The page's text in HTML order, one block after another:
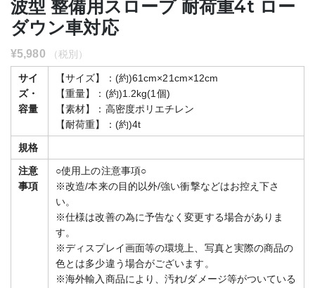
波型 整備用スロープ 耐荷重4t ロー
ダウン車対応
¥5,980 （税別）
サイ
ズ・
容量
【サイズ】：(約)61cm×21cm×12cm
【重量】：(約)1.2kg(1個)
【素材】：高密度ポリエチレン
【耐荷重】：(約)4t
規格
注意
事項
○使用上の注意事項○
※改造/本来の目的以外/強い衝撃などはお控え下さ
い。
※仕様は改善の為に予告なく変更する場合がありま
す。
※ディスプレイ画面等の環境上、写真と実際の商品の
色とは多少違う場合がございます。
※海外輸入商品により、汚れ/ダメージ等がついている